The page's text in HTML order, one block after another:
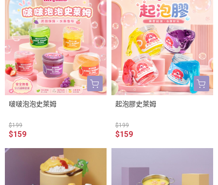
啵啵泡泡史萊姆
$199
$159
起泡膠史萊姆
$199
$159